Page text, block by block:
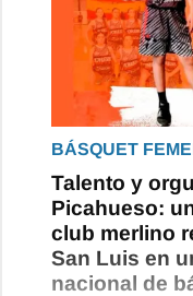
BÁSQUET
Talento y
Picahueso:
club merlino
San Luis en
nacional de